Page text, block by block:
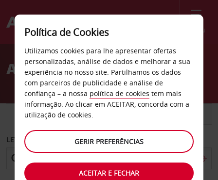
Menu
Welcome
AvisAluguer de carros Victoria
CARRO
LEVANTAR EM
Política de Cookies
Utilizamos cookies para lhe apresentar ofertas
personalizadas, análise de dados e melhorar a sua
experiência no nosso site. Partilhamos os dados
com parceiros de publicidade e análise de
confiança – a nossa política de cookies tem mais
informação. Ao clicar em ACEITAR, concorda com a
utilização de cookies.
GERIR PREFERÊNCIAS
ACEITAR E FECHAR